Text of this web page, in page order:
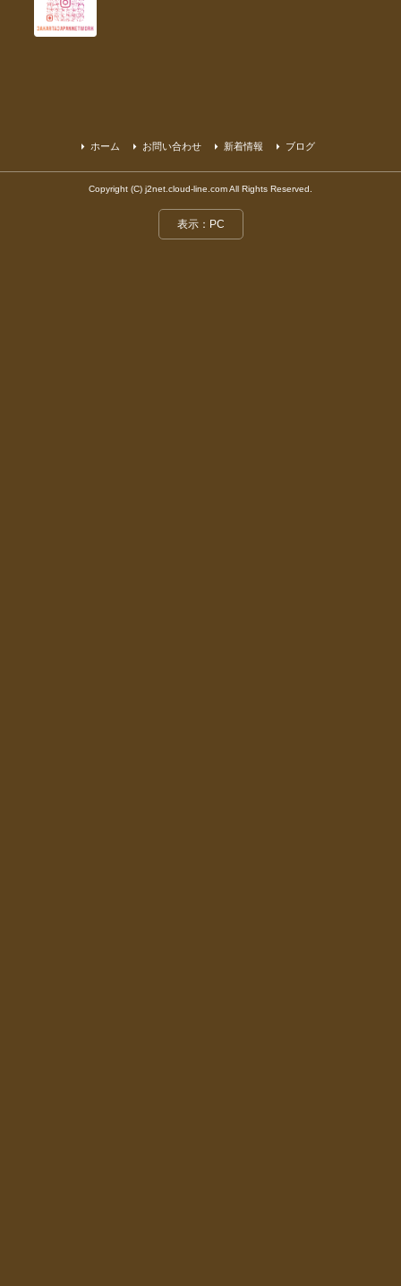
ホーム お問い合わせ 新着情報 ブログ
Copyright (C) j2net.cloud-line.com All Rights Reserved.
表示：PC